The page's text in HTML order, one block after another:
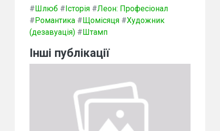
#Шлюб #Історія #Леон: Професіонал
#Романтика #Щомісяця #Художник
(дезавуація) #Штамп
Інші публікації